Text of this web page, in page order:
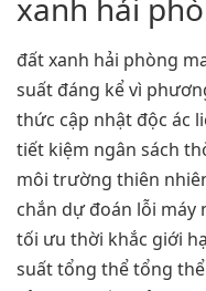
xanh hải
đất xanh hải phòng
suất đáng kể vì
thức cập nhật độc ác
tiết kiệm ngân sách
môi trường thiên
chắn dự đoán lỗi máy
tối ưu thời khắc giới
suất tổng thể tổng